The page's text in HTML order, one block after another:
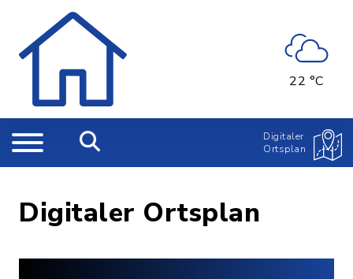
22 °C
Digitaler
Ortsplan
Digitaler Ortsplan